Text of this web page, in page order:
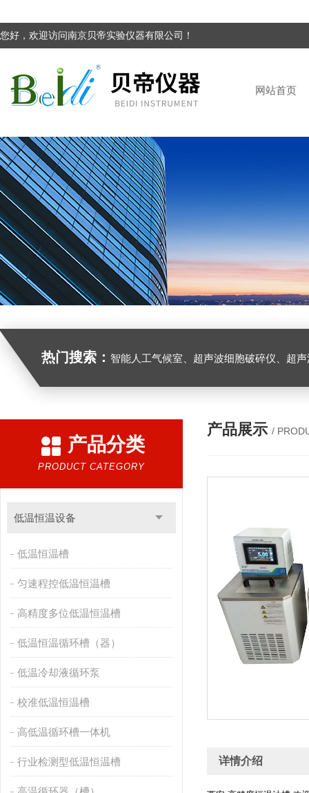
您好，欢迎访问南京贝帝实验仪器有限公司！
网站首页
热门搜索： 智能人工气候室、超声波细胞破碎仪、超
产品分类
PRODUCT CATEGORY
低温恒温设备
低温恒温槽
匀速程控低温恒温槽
高精度多位低温恒温槽
低温恒温循环槽（器）
低温冷却液循环泵
校准低温恒温槽
高低温循环槽一体机
行业检测型低温恒温槽
产品展示 /
详情介绍